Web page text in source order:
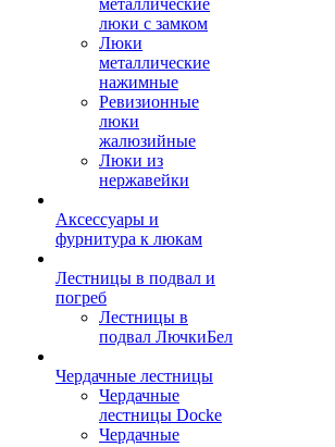
металлические
люки с замком
Люки
металлические
нажимные
Ревизионные
люки
жалюзийные
Люки из
нержавейки
Аксессуары и
фурнитура к люкам
Лестницы в подвал и
погреб
Лестницы в
подвал ЛючкиБел
Чердачные лестницы
Чердачные
лестницы Docke
Чердачные